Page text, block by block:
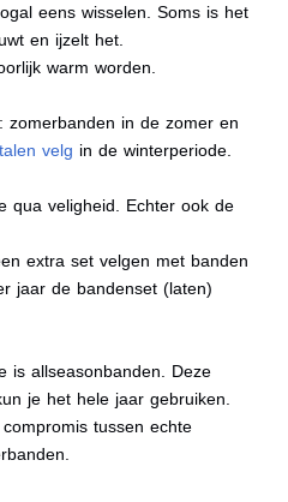
eens wisselen. Soms is het
en ijzelt het.
warm worden.
zomerbanden in de zomer en
velg in de winterperiode.
qua veligheid. Echter ook de
extra set velgen met banden
jaar de bandenset (laten)
is allseasonbanden. Deze
je het hele jaar gebruiken.
tussen echte